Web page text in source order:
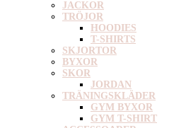
JACKOR
TRÖJOR
HOODIES
T-SHIRTS
SKJORTOR
BYXOR
SKOR
JORDAN
TRÄNINGSKLÄDER
GYM BYXOR
GYM T-SHIRT